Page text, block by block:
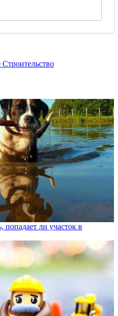
ли участок в